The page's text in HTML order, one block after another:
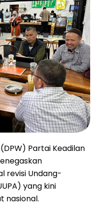
Partai Keadilan
revisi Undang-
yang kini
nasional.